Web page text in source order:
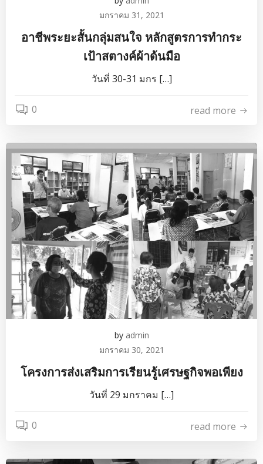
มกราคม 31, 2021
อาชีพระยะสั้นกลุ่มสนใจ หลักสูตรการทำกระ
เป้าสตางค์ผ้าด้นมือ
วันที่ 30-31 มกร […]
0 read more
by admin
มกราคม 30, 2021
โครงการส่งเสริมการเรียนรู้เศรษฐกิจพอเพียง
วันที่ 29 มกราคม […]
0 read more